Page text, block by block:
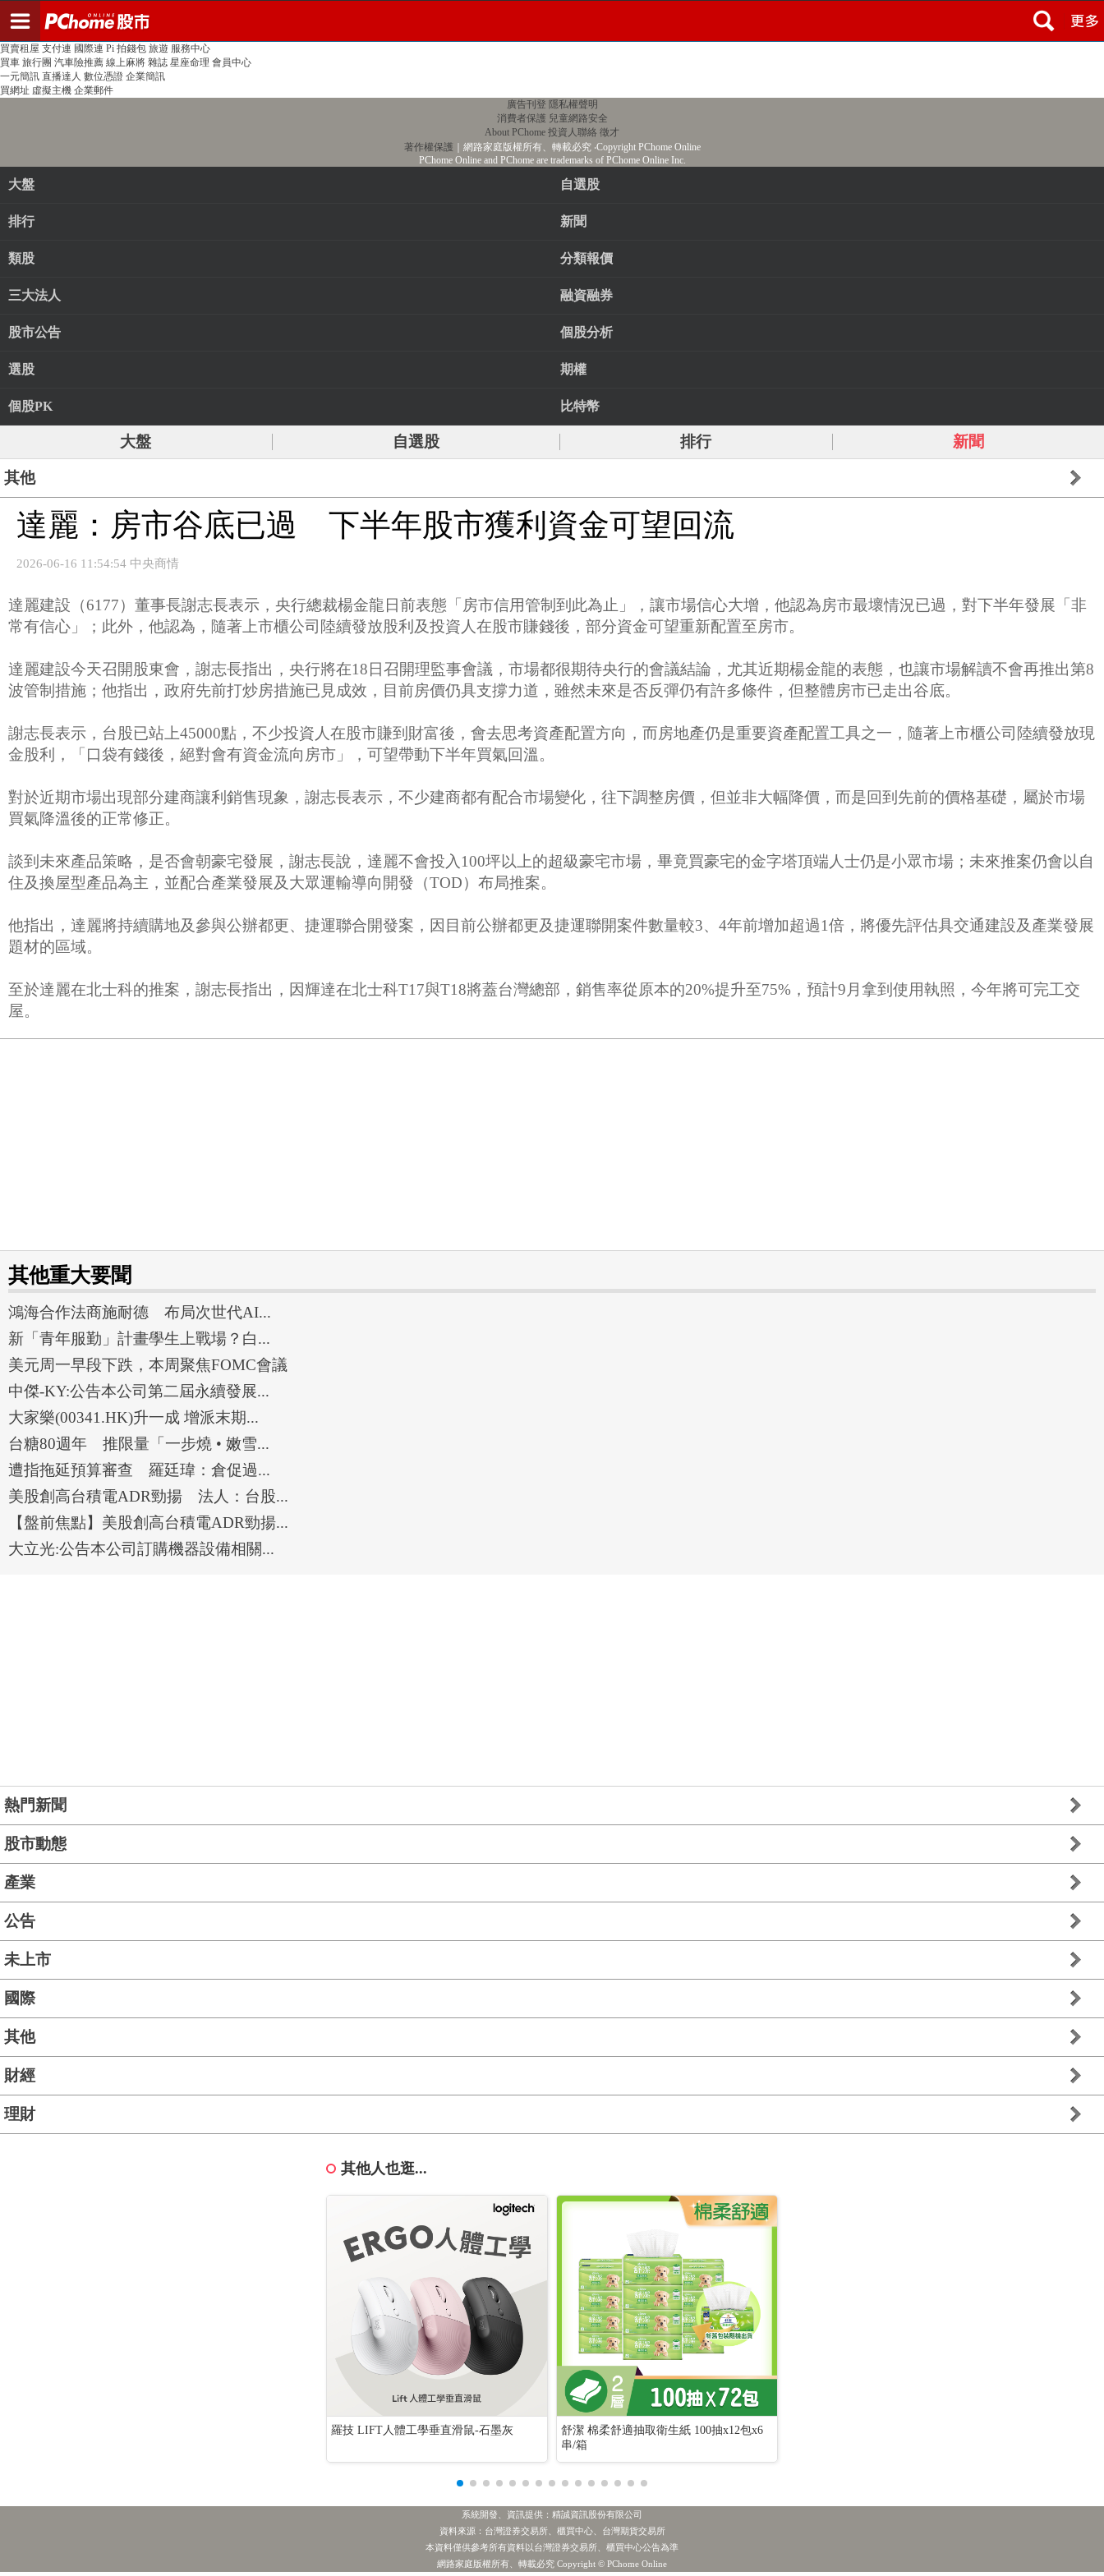
PChome首頁 線上購物 24h購物 書店
買賣租屋 支付連 國際連 Pi 拍錢包 旅遊 服務中心
買車 旅行團 汽車險推薦 線上麻將 雜誌 星座命理 會員中心
一元簡訊 直播達人 數位憑證 企業簡訊
買網址 虛擬主機 企業郵件
廣告刊登 隱私權聲明
消費者保護 兒童網路安全
About PChome 投資人聯絡 徵才
著作權保護 ｜網路家庭版權所有、轉載必究‧Copyright PChome Online
PChome Online and PChome are trademarks of PChome Online Inc.
大盤 自選股
排行 新聞
類股 分類報價
三大法人 融資融券
股市公告 個股分析
選股 期權
個股PK 比特幣
大盤 自選股 排行 新聞
其他
達麗：房市谷底已過 下半年股市獲利資金可望回流
2026-06-16 11:54:54 中央商情
達麗建設（6177）董事長謝志長表示，央行總裁楊金龍日前表態「房市信用管制到此為止」，讓市場信心大增，他認為房市最壞情況已過，對下半年發展「非
常有信心」；此外，他認為，隨著上市櫃公司陸續發放股利及投資人在股市賺錢後，部分資金可望重新配置至房市。
達麗建設今天召開股東會，謝志長指出，央行將在18日召開理監事會議，市場都很期待央行的會議結論，尤其近期楊金龍的表態，也讓市場解讀不會再推出第8
波管制措施；他指出，政府先前打炒房措施已見成效，目前房價仍具支撐力道，雖然未來是否反彈仍有許多條件，但整體房市已走出谷底。
謝志長表示，台股已站上45000點，不少投資人在股市賺到財富後，會去思考資產配置方向，而房地產仍是重要資產配置工具之一，隨著上市櫃公司陸續發放現
金股利，「口袋有錢後，絕對會有資金流向房市」，可望帶動下半年買氣回溫。
對於近期市場出現部分建商讓利銷售現象，謝志長表示，不少建商都有配合市場變化，往下調整房價，但並非大幅降價，而是回到先前的價格基礎，屬於市場
買氣降溫後的正常修正。
談到未來產品策略，是否會朝豪宅發展，謝志長說，達麗不會投入100坪以上的超級豪宅市場，畢竟買豪宅的金字塔頂端人士仍是小眾市場；未來推案仍會以自
住及換屋型產品為主，並配合產業發展及大眾運輸導向開發（TOD）布局推案。
他指出，達麗將持續購地及參與公辦都更、捷運聯合開發案，因目前公辦都更及捷運聯開案件數量較3、4年前增加超過1倍，將優先評估具交通建設及產業發展
題材的區域。
至於達麗在北士科的推案，謝志長指出，因輝達在北士科T17與T18將蓋台灣總部，銷售率從原本的20%提升至75%，預計9月拿到使用執照，今年將可完工交
屋。
其他重大要聞
鴻海合作法商施耐德 布局次世代AI...
新「青年服勤」計畫學生上戰場？白...
美元周一早段下跌，本周聚焦FOMC會議
中傑-KY:公告本公司第二屆永續發展...
大家樂(00341.HK)升一成 增派末期...
台糖80週年 推限量「一步燒 • 嫩雪...
遭指拖延預算審查 羅廷瑋：倉促過...
美股創高台積電ADR勁揚 法人：台股...
【盤前焦點】美股創高台積電ADR勁揚...
大立光:公告本公司訂購機器設備相關...
熱門新聞
股市動態
產業
公告
未上市
國際
其他
財經
理財
其他人也逛...
羅技 LIFT人體工學垂直滑鼠-石墨灰
舒潔 棉柔舒適抽取衛生紙 100抽x12包x6
串/箱
系統開發、資訊提供：精誠資訊股份有限公司
資料來源：台灣證券交易所、櫃買中心、台灣期貨交易所
本資料僅供參考所有資料以台灣證券交易所、櫃買中心公告為準
網路家庭版權所有、轉載必究 Copyright © PChome Online
[公告] 仁新:公告本公司股票面額由「新台幣10元」變更為「新台幣1元」，公告期間：115年8月5日至115年11月4日。